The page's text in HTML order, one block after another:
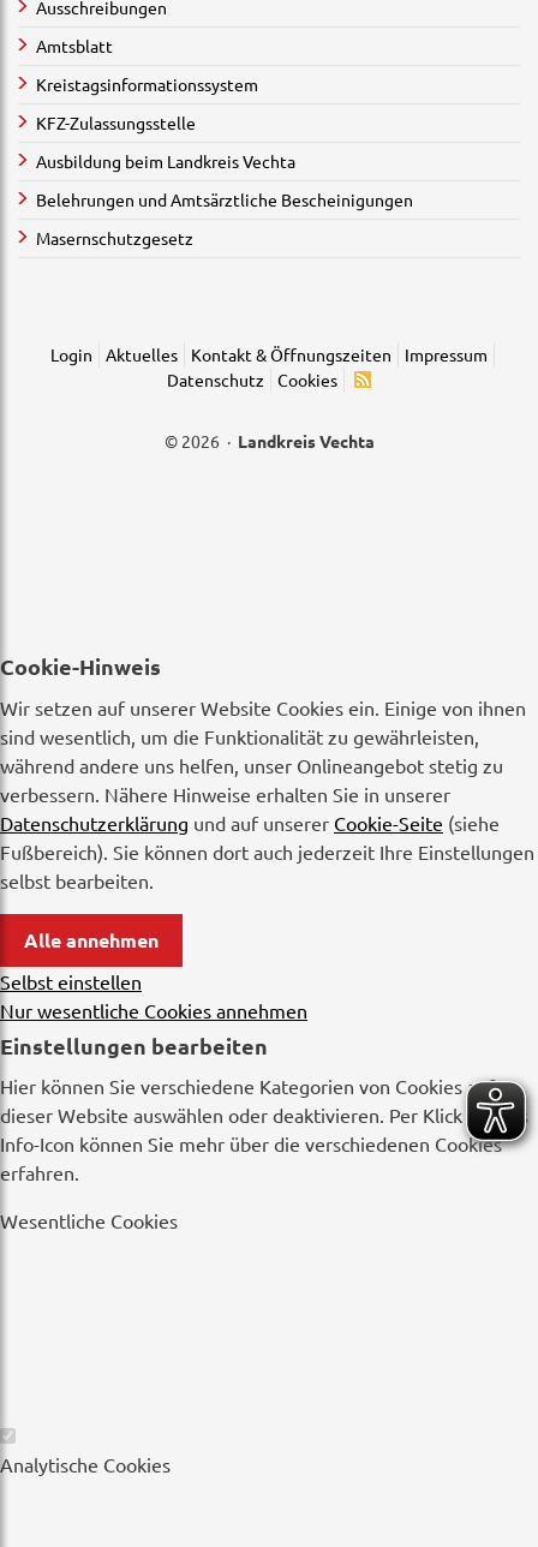
Ausschreibungen
Amtsblatt
Kreistagsinformationssystem
KFZ-Zulassungsstelle
Ausbildung beim Landkreis Vechta
Belehrungen und Amtsärztliche Bescheinigungen
Masernschutzgesetz
Login Aktuelles Kontakt & Öffnungszeiten
Impressum
Datenschutz
Cookies
© 2026 · Landkreis Vechta
Cookie-Hinweis
Wir setzen auf unserer Website Cookies ein. Einige von ihnen
sind wesentlich, um die Funktionalität zu gewährleisten,
während andere uns helfen, unser Onlineangebot stetig zu
verbessern. Nähere Hinweise erhalten Sie in unserer
Datenschutzerklärung und auf unserer Cookie-Seite (siehe
Fußbereich). Sie können dort auch jederzeit Ihre Einstellungen
selbst bearbeiten.
Alle annehmen
Selbst einstellen
Nur wesentliche Cookies annehmen
Einstellungen bearbeiten
Hier können Sie verschiedene Kategorien von Cookies auf
dieser Website auswählen oder deaktivieren. Per Klick auf das
Info-Icon können Sie mehr über die verschiedenen Cookies
erfahren.
Wesentliche Cookies
Wesentliche
Cookies
Analytische Cookies